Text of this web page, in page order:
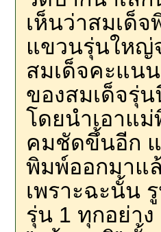
เห็นว่าสมเด็
แขวนรุ่นใหญ่
สมเด็จคะแน
ของสมเด็จรุ่
โดยนำเอาแ
คมชัดขึ้นอีก แ
พิมพ์ออกมาแ
เพราะฉะนั้น
รุ่น 1 ทุกอย่า